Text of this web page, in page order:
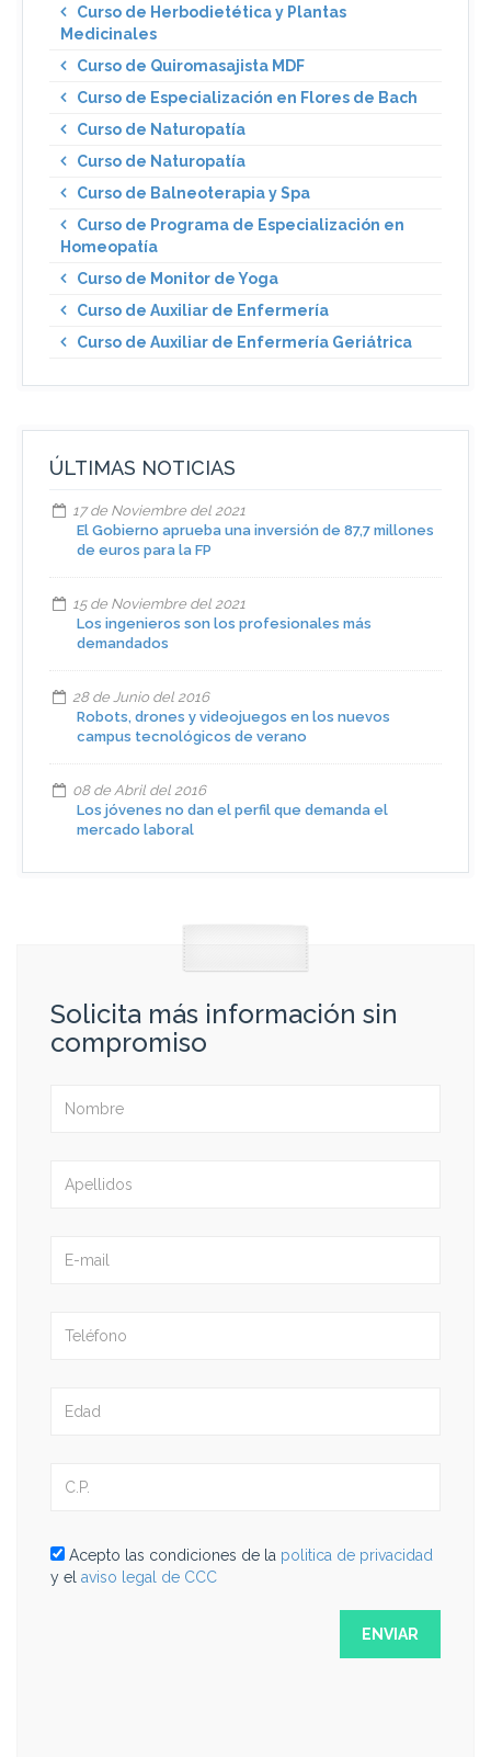
Curso de Herbodietética y Plantas
Medicinales
Curso de Quiromasajista MDF
Curso de Especialización en Flores de Bach
Curso de Naturopatía
Curso de Naturopatía
Curso de Balneoterapia y Spa
Curso de Programa de Especialización en
Homeopatía
Curso de Monitor de Yoga
Curso de Auxiliar de Enfermería
Curso de Auxiliar de Enfermería Geriátrica
ÚLTIMAS NOTICIAS
17 de Noviembre del 2021
El Gobierno aprueba una inversión de 87,7 millones
de euros para la FP
15 de Noviembre del 2021
Los ingenieros son los profesionales más
demandados
28 de Junio del 2016
Robots, drones y videojuegos en los nuevos
campus tecnológicos de verano
08 de Abril del 2016
Los jóvenes no dan el perfil que demanda el
mercado laboral
Solicita más información sin
compromiso
Acepto las condiciones de la politica de privacidad
y el aviso legal de CCC